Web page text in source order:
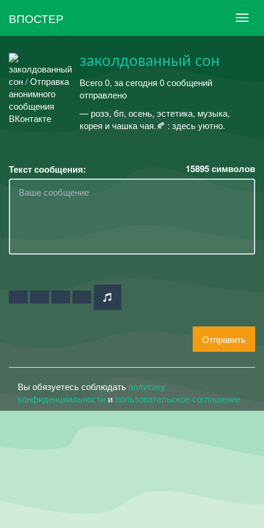
ВПОСТЕР
заколдованный сон
Всего 0, за сегодня 0 сообщений
отправлено
— розэ, бп, осень, эстетика, музыка,
корея и чашка чая.🍂 : здесь уютно.
Текст сообщения: 15895символов
Отправить
Вы обязуетесь соблюдать политику
конфиденциальности и пользовательское соглашение